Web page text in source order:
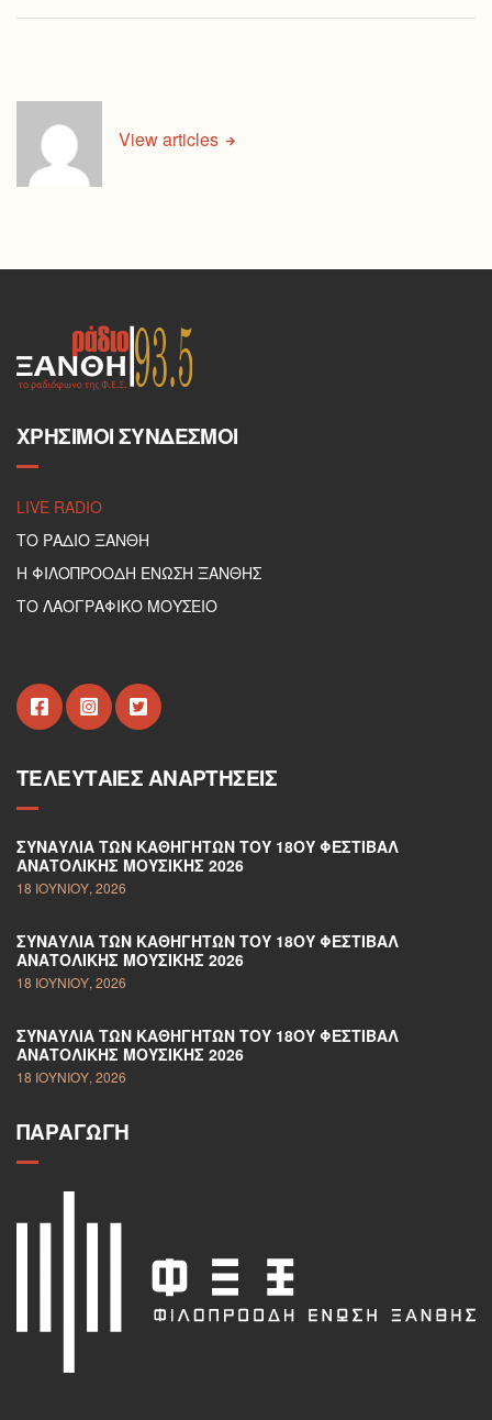
View articles
ΧΡΉΣΙΜΟΙ ΣΎΝΔΕΣΜΟΙ
LIVE RADIO
ΤΟ ΡΑΔΙΟ ΞΑΝΘΗ
Η ΦΙΛΟΠΡΟΟΔΗ ΕΝΩΣΗ ΞΑΝΘΗΣ
ΤΟ ΛΑΟΓΡΑΦΙΚΟ ΜΟΥΣΕΙΟ
ΤΕΛΕΥΤΑΊΕΣ ΑΝΑΡΤΉΣΕΙΣ
ΣΥΝΑΥΛΊΑ ΤΩΝ ΚΑΘΗΓΗΤΏΝ ΤΟΥ 18ΟΥ ΦΕΣΤΙΒΆΛ
ΑΝΑΤΟΛΙΚΉΣ ΜΟΥΣΙΚΉΣ 2026
18 ΙΟΥΝΊΟΥ, 2026
ΣΥΝΑΥΛΊΑ ΤΩΝ ΚΑΘΗΓΗΤΏΝ ΤΟΥ 18ΟΥ ΦΕΣΤΙΒΆΛ
ΑΝΑΤΟΛΙΚΉΣ ΜΟΥΣΙΚΉΣ 2026
18 ΙΟΥΝΊΟΥ, 2026
ΣΥΝΑΥΛΊΑ ΤΩΝ ΚΑΘΗΓΗΤΏΝ ΤΟΥ 18ΟΥ ΦΕΣΤΙΒΆΛ
ΑΝΑΤΟΛΙΚΉΣ ΜΟΥΣΙΚΉΣ 2026
18 ΙΟΥΝΊΟΥ, 2026
ΠΑΡΑΓΩΓΉ